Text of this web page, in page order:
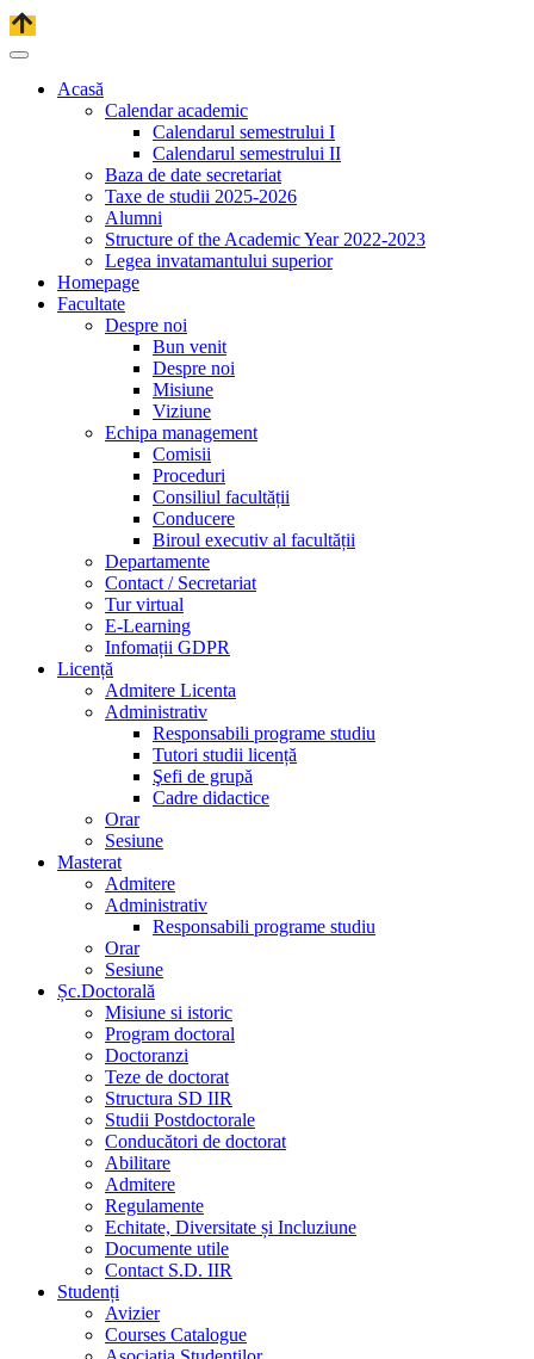
Acasă
Calendar academic
Calendarul semestrului I
Calendarul semestrului II
Baza de date secretariat
Taxe de studii 2025-2026
Alumni
Structure of the Academic Year 2022-2023
Legea invatamantului superior
Homepage
Facultate
Despre noi
Bun venit
Despre noi
Misiune
Viziune
Echipa management
Comisii
Proceduri
Consiliul facultății
Conducere
Biroul executiv al facultății
Departamente
Contact / Secretariat
Tur virtual
E-Learning
Infomații GDPR
Licență
Admitere Licenta
Administrativ
Responsabili programe studiu
Tutori studii licență
Şefi de grupă
Cadre didactice
Orar
Sesiune
Masterat
Admitere
Administrativ
Responsabili programe studiu
Orar
Sesiune
Șc.Doctorală
Misiune si istoric
Program doctoral
Doctoranzi
Teze de doctorat
Structura SD IIR
Studii Postdoctorale
Conducători de doctorat
Abilitare
Admitere
Regulamente
Echitate, Diversitate și Incluziune
Documente utile
Contact S.D. IIR
Studenți
Avizier
Courses Catalogue